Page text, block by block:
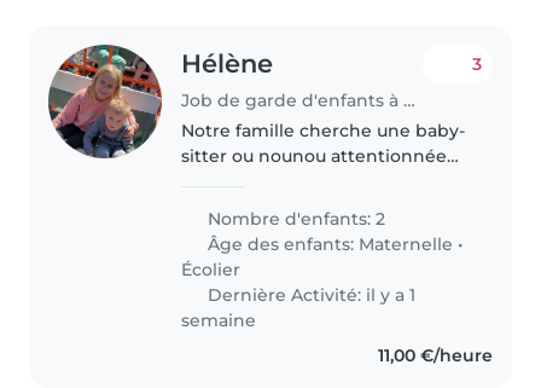
Hélène
Job de garde d'enfants à Tagolsheim
3
Notre famille cherche une baby-
sitter ou nounou attentionnée
un enfant d'âge préscolaire et un
écolier. Vous saurez vous adapter
à leur énergie et..
Nombre d'enfants: 2
Âge des enfants: Maternelle •
Écolier
Dernière Activité: il y a 1
semaine
11,00 €/heure